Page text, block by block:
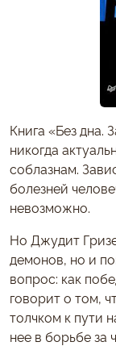
Книга «Без дна.
никогда
соблазнам.
болезней
невозможно.
Но Джудит
демонов, но и
вопрос: как
говорит о том,
толчком к пути
нее в борьбе за